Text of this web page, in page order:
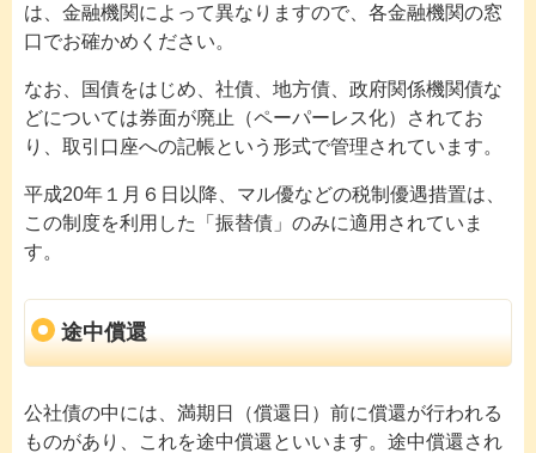
は、金融機関によって異なりますので、各金融機関の窓
口でお確かめください。
なお、国債をはじめ、社債、地方債、政府関係機関債な
どについては券面が廃止（ペーパーレス化）されてお
り、取引口座への記帳という形式で管理されています。
平成20年１月６日以降、マル優などの税制優遇措置は、
この制度を利用した「振替債」のみに適用されていま
す。
途中償還
公社債の中には、満期日（償還日）前に償還が行われる
ものがあり、これを途中償還といいます。途中償還され